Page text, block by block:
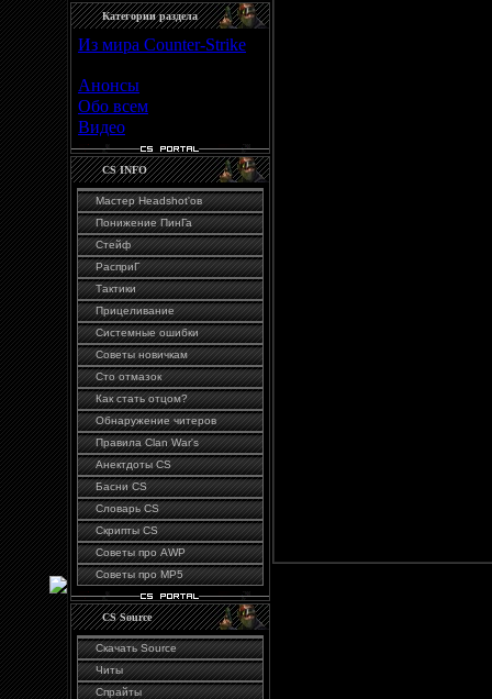
Категории раздела
Из мира Counter-Strike
Анонсы
Обо всем
Видео
CS INFO
Мастер Headshot'ов
Понижение ПинГа
Стейф
РасприГ
Тактики
Прицеливание
Системные ошибки
Советы новичкам
Сто отмазок
Как стать отцом?
Обнаружение читеров
Правила Сlan War's
Анектдоты CS
Басни CS
Словарь CS
Скрипты CS
Советы про AWP
Советы про MP5
CS Source
Скачать Source
Читы
Спрайты